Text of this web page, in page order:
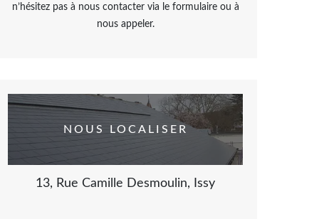
n’hésitez pas à nous contacter via le formulaire ou à
nous appeler.
NOUS LOCALISER
13, Rue Camille Desmoulin, Issy